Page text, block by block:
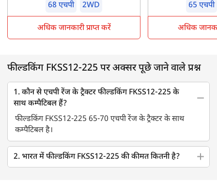
68 एचपी
2WD
अधिक जानकारी प्राप्त करें
65 एचपी
अधिक
फील्डकिंग FKSS12-225 पर अक्सर पूछे जाने वाले प्रश्न
1. कौन से एचपी रेंज के ट्रैक्टर फील्डकिंग FKSS12-225 के
साथ कम्पैटिबल हैं?
फील्डकिंग FKSS12-225 65-70 एचपी रेंज के ट्रैक्टर के साथ
कम्पैटिबल है।
2. भारत में फील्डकिंग FKSS12-225 की कीमत कितनी है?